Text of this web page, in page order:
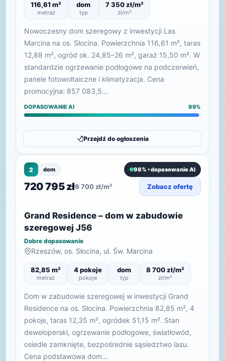
116,61 m²
metraż
dom
typ
7 350 zł/m²
zł/m²
Nowoczesny dom szeregowy z inwestycji Las
Marcina na os. Słocina. Powierzchnia 116,61 m², taras
12,88 m², ogród ok. 24,85–26 m², garaż 15,50 m². W
standardzie ogrzewanie podłogowe na podczerwień,
panele fotowoltaiczne i klimatyzacja. Cena
promocyjna: 857 083,5…
DOPASOWANIE AI 99%
Przejdź do ogłoszenia
2 dom 98% • dopasowanie AI
720 795 zł8 700 zł/m² Zobacz ofertę
Grand Residence – dom w zabudowie
szeregowej J56
Dobre dopasowanie
Rzeszów, os. Słocina, ul. Św. Marcina
82,85 m²
metraż
4 pokoje
pokoje
dom
typ
8 700 zł/m²
zł/m²
Dom w zabudowie szeregowej w inwestycji Grand
Residence na os. Słocina. Powierzchnia 82,85 m², 4
pokoje, taras 12,35 m², ogródek 51,15 m². Stan
deweloperski, ogrzewanie podłogowe, światłowód,
osiedle zamknięte, bezpośrednie sąsiedztwo lasu.
Cena podstawowa dom…